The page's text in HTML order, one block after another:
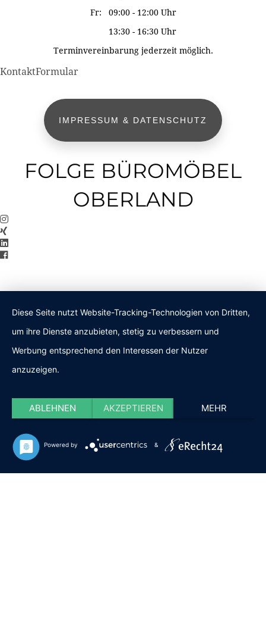
Fr: 09:00 - 12:00 Uhr
13:30 - 16:30 Uhr
Terminvereinbarung jederzeit möglich.
KontaktFormular
IMPRESSUM & DATENSCHUTZ
FOLGE BÜROMÖBEL
OBERLAND
Diese Seite nutzt Website-Tracking-Technologien von Dritten,
um ihre Dienste anzubieten, stetig zu verbessern und
Werbung entsprechend den Interessen der Nutzer
anzuzeigen.
ABLEHNEN AKZEPTIEREN MEHR
Powered by &